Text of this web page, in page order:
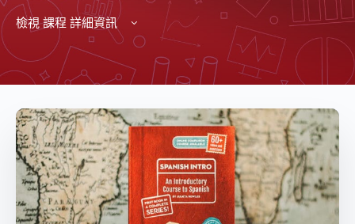
檢視 課程 詳細資訊